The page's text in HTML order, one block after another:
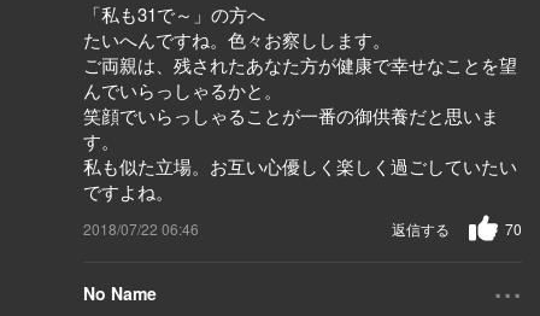
「私も31で～」の方へ
たいへんですね。色々お察しします。
ご両親は、残されたあなた方が健康で幸せなことを望
んでいらっしゃるかと。
笑顔でいらっしゃることが一番の御供養だと思いま
す。
私も似た立場。お互い心優しく楽しく過ごしていたい
ですよね。
2018/07/22 06:46 70
返信する
No Name ...